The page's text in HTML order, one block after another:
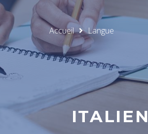
Accueil Langue
ITALIEN